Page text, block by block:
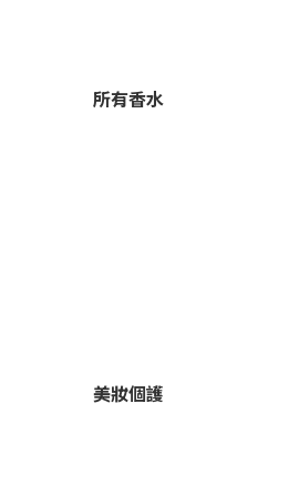
所有香水
美妝個護